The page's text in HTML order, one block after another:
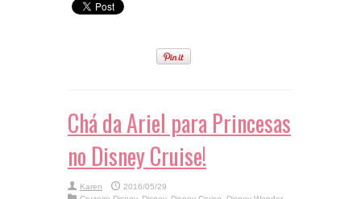
Chá da Ariel para Princesas
no Disney Cruise!
Karen
2016/05/29